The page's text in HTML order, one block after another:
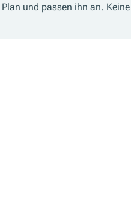
und passen ihn an.